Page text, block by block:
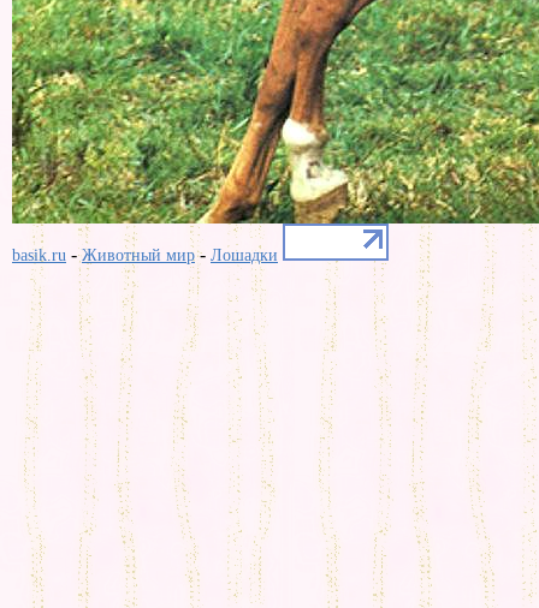
basik.ru -Животный мир- Лошадки